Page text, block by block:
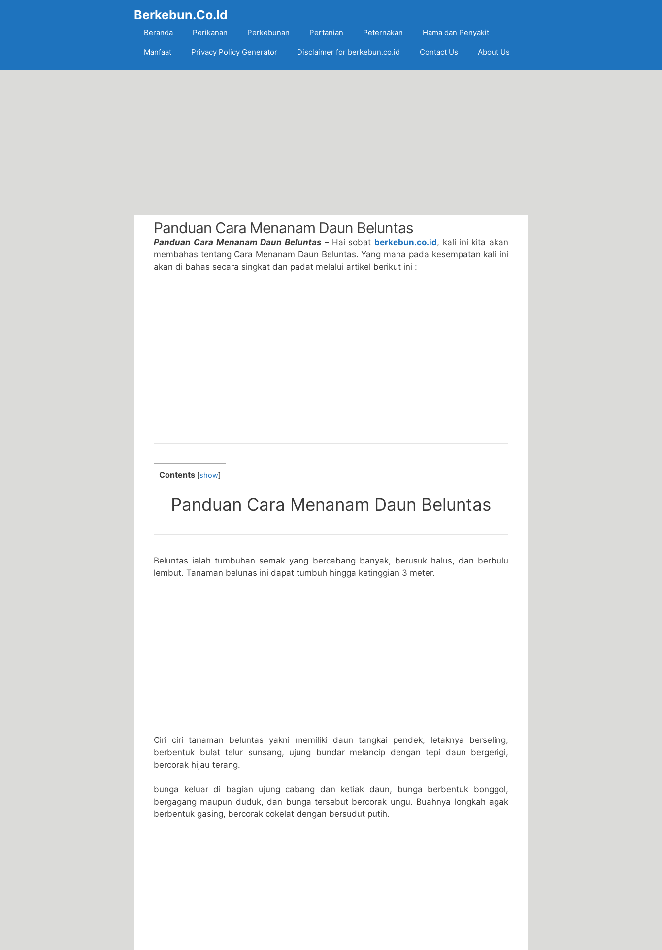
Berkebun.Co.Id
Beranda Perikanan Perkebunan Pertanian Peternakan Hama dan Penyakit
Manfaat Privacy Policy Generator Disclaimer for berkebun.co.id Contact Us About Us
Panduan Cara Menanam Daun Beluntas
Panduan Cara Menanam Daun Beluntas – Hai sobat berkebun.co.id, kali ini kita akan
membahas tentang Cara Menanam Daun Beluntas. Yang mana pada kesempatan kali ini
akan di bahas secara singkat dan padat melalui artikel berikut ini :
Contents [show]
Panduan Cara Menanam Daun Beluntas
Beluntas ialah tumbuhan semak yang bercabang banyak, berusuk halus, dan berbulu
lembut. Tanaman belunas ini dapat tumbuh hingga ketinggian 3 meter.
Ciri ciri tanaman beluntas yakni memiliki daun tangkai pendek, letaknya berseling,
berbentuk bulat telur sunsang, ujung bundar melancip dengan tepi daun bergerigi,
bercorak hijau terang.
bunga keluar di bagian ujung cabang dan ketiak daun, bunga berbentuk bonggol,
bergagang maupun duduk, dan bunga tersebut bercorak ungu. Buahnya longkah agak
berbentuk gasing, bercorak cokelat dengan bersudut putih.